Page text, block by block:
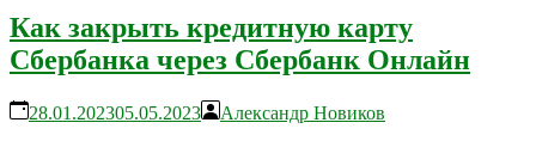
Как закрыть кредитную карту
Сбербанка через Сбербанк Онлайн
28.01.202305.05.2023
Александр Новиков